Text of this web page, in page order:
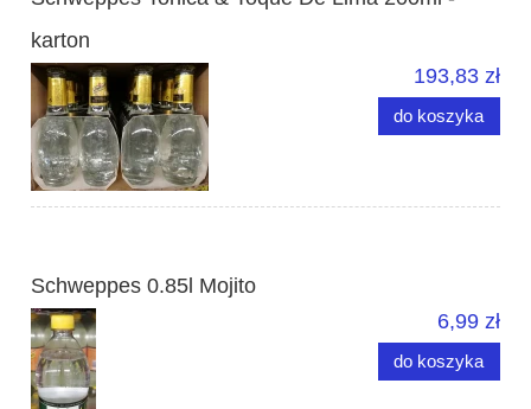
karton
193,83 zł
do koszyka
Schweppes 0.85l Mojito
6,99 zł
do koszyka